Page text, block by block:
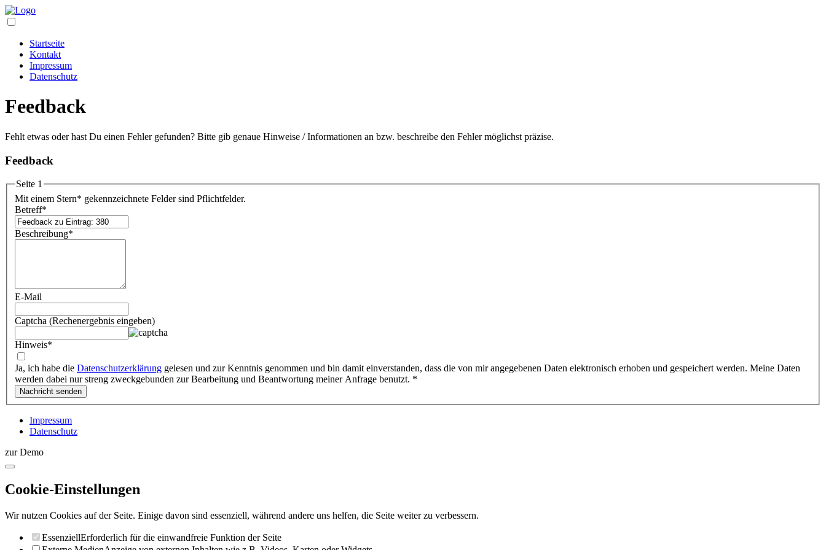
Startseite
Kontakt
Impressum
Datenschutz
Feedback
Fehlt etwas oder hast Du einen Fehler gefunden? Bitte gib genaue Hinweise / Informationen an bzw. beschreibe den Fehler möglichst präzise.
Feedback
Seite 1
Mit einem Stern* gekennzeichnete Felder sind Pflichtfelder.
Betreff*
Beschreibung*
E-Mail
Captcha (Rechenergebnis eingeben)
Hinweis*
Ja, ich habe die Datenschutzerklärung gelesen und zur Kenntnis genommen und bin damit einverstanden, dass die von mir angegebenen Daten elektronisch erhoben und gespeichert werden. Meine Daten
werden dabei nur streng zweckgebunden zur Bearbeitung und Beantwortung meiner Anfrage benutzt. *
Impressum
Datenschutz
zur Demo
Cookie-Einstellungen
Wir nutzen Cookies auf der Seite. Einige davon sind essenziell, während andere uns helfen, die Seite weiter zu verbessern.
EssenziellErforderlich für die einwandfreie Funktion der Seite